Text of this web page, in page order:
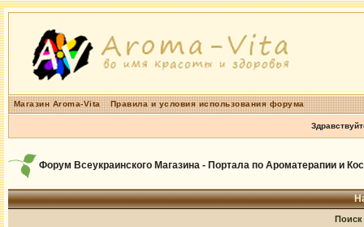
Магазин Aroma-Vita Правила и условия использования форума
Форум Всеукраинского Магазина - Портала по Ароматерапии и